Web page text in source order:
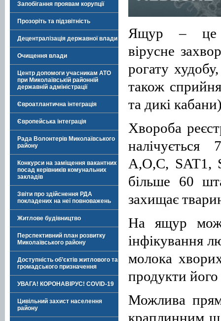
Запобігання проявам корупції
Прозоріть та підзвітність
Децентралізація державної влади
Очищення влади
Центр допомоги учасникам АТО
при Миколаївській районній
державній адміністрації
Євроатлантична інтеграція
Європейська інтеграція
Рада Волонтерів Миколаївського
району
Конкурси на заміщення вакантних
посад керівників комунальних
закладів
Звіти про здійснення РДА
покладених на неї повноважень
Житлове будівництво
Перспективний план розвитку
Миколаївського району
Доступність об’єктів житлового та
громадського призначення
УВАГА! КОРОНАВІРУС! COVID-19
Цивільний захист населення
району
Ящур – це
вірусне
рогату
також
та дикі
Хвороба
налічується
А,О,С, SAT1,
більше 60
захищає
На ящур
інфікування
молока
продукти
Можлива
краплинним